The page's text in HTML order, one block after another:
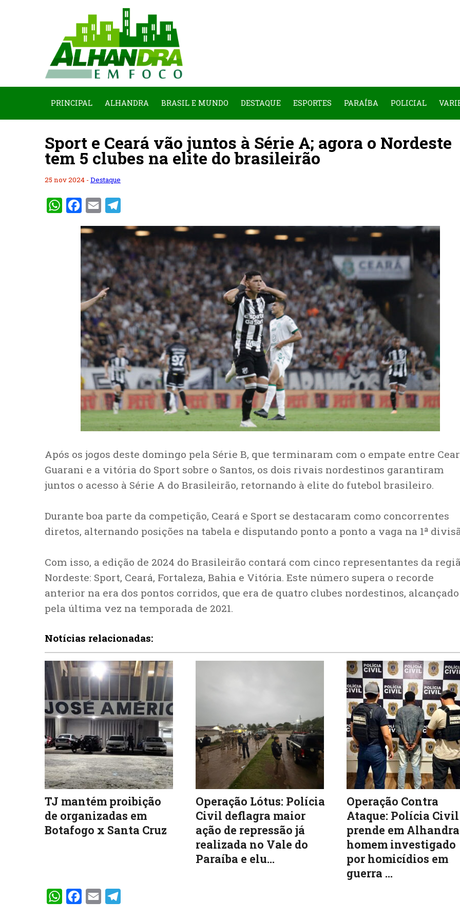
PRINCIPAL ALHANDRA BRASIL E MUNDO DESTAQUE ESPORTES PARAÍBA POLICIAL
Sport e Ceará vão juntos à Série A; agora o Nordeste
tem 5 clubes na elite do brasileirão
25 nov 2024 -Destaque
WhatsAppFacebook
Email
Após os jogos deste domingo pela Série B, que terminaram com o empate entre
Guarani e a vitória do Sport sobre o Santos, os dois rivais nordestinos garantiram
juntos o acesso à Série A do Brasileirão, retornando à elite do futebol brasileiro.
Durante boa parte da competição, Ceará e Sport se destacaram como concorrentes
diretos, alternando posições na tabela e disputando ponto a ponto a vaga na 1ª
Com isso, a edição de 2024 do Brasileirão contará com cinco representantes da
Nordeste: Sport, Ceará, Fortaleza, Bahia e Vitória. Este número supera o recorde
anterior na era dos pontos corridos, que era de quatro clubes nordestinos, alcançado
pela última vez na temporada de 2021.
Notícias relacionadas:
TJ mantém proibição
de organizadas em
Botafogo x Santa Cruz
Operação Lótus: Polícia
Civil deflagra maior
ação de repressão já
realizada no Vale do
Paraíba e elu...
Operação Contra
Ataque: Polícia Civil
prende em Alhandra
homem investigado
por homicídios em
guerra ...
WhatsAppFacebook
Email